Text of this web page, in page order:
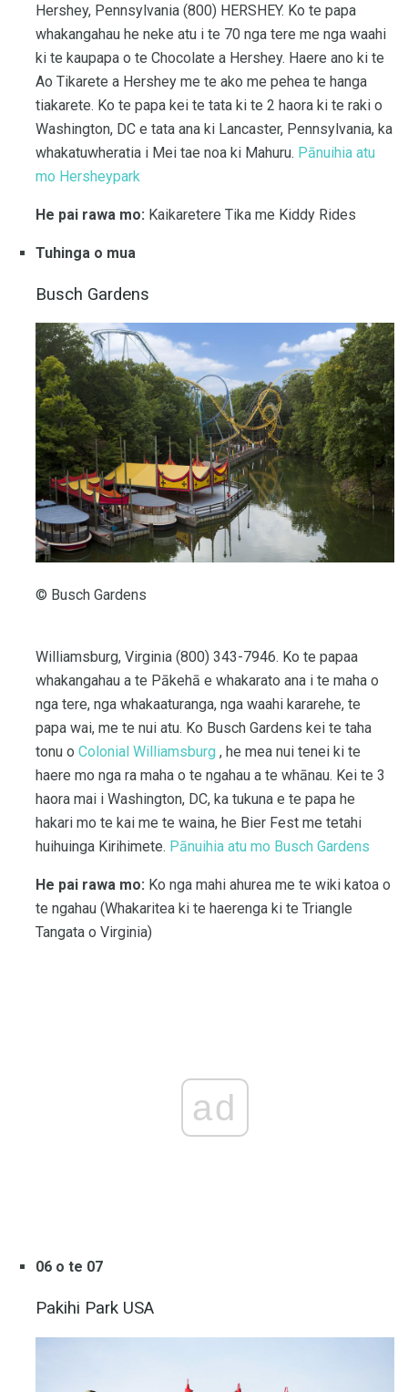
Hershey, Pennsylvania (800) HERSHEY. Ko te papa
whakangahau he neke atu i te 70 nga tere me nga waahi
ki te kaupapa o te Chocolate a Hershey. Haere ano ki te
Ao Tikarete a Hershey me te ako me pehea te hanga
tiakarete. Ko te papa kei te tata ki te 2 haora ki te raki o
Washington, DC e tata ana ki Lancaster, Pennsylvania, ka
whakatuwheratia i Mei tae noa ki Mahuru. Pānuihia atu
mo Hersheypark
He pai rawa mo: Kaikaretere Tika me Kiddy Rides
Tuhinga o mua
Busch Gardens
© Busch Gardens
Williamsburg, Virginia (800) 343-7946. Ko te papaa
whakangahau a te Pākehā e whakarato ana i te maha o
nga tere, nga whakaaturanga, nga waahi kararehe, te
papa wai, me te nui atu. Ko Busch Gardens kei te taha
tonu o Colonial Williamsburg , he mea nui tenei ki te
haere mo nga ra maha o te ngahau a te whānau. Kei te 3
haora mai i Washington, DC, ka tukuna e te papa he
hakari mo te kai me te waina, he Bier Fest me tetahi
huihuinga Kirihimete. Pānuihia atu mo Busch Gardens
He pai rawa mo: Ko nga mahi ahurea me te wiki katoa o
te ngahau (Whakaritea ki te haerenga ki te Triangle
Tangata o Virginia)
ad
06 o te 07
Pakihi Park USA